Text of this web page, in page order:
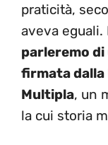
praticità,
aveva
parleremo
firmata dalla
Multipla, un
la cui storia